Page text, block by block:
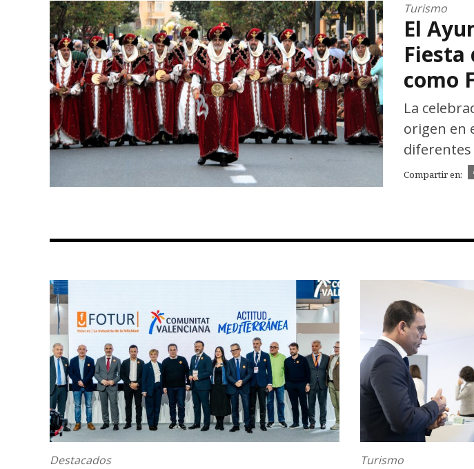
Turismo
El
como
La
origen en
Compartir en:
Destacados Turismo